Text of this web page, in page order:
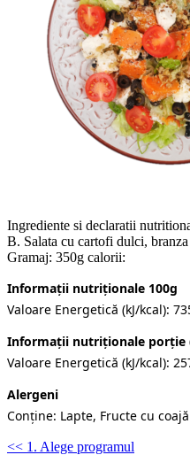
Ingrediente si declaratii
B. Salata cu cartofi dulci,
Gramaj: 350g calorii:
Informații nutriționale 100g
Valoare Energetică (kJ/kcal):
Informații nutriționale porție
Valoare Energetică (kJ/kcal):
Alergeni
Conține: Lapte, Fructe cu
<< 1. Alege programul